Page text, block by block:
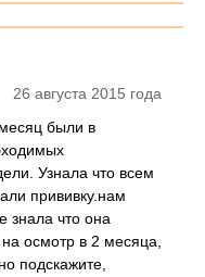
26 августа 2015 года
были в
Узнала что всем
прививку.нам
знала что она
осмотр в 2 месяца,
подскажите,